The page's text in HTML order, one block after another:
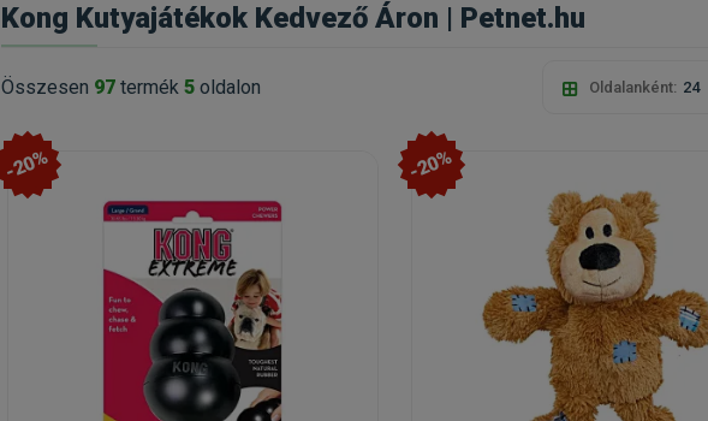
Kong Kutyajátékok Kedvező Áron | Petnet.hu
Összesen 97 termék 5 oldalon Oldalanként: 24
-20% -20%